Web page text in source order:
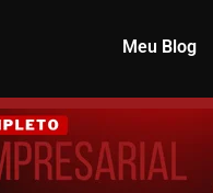
Meu Blog